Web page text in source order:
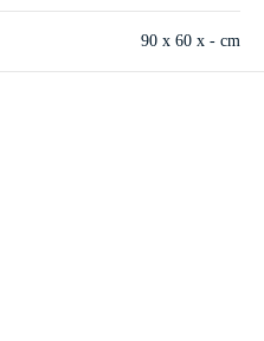
90 x 60 x - cm